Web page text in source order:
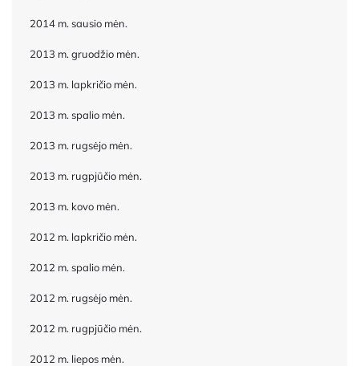
2014 m. sausio mėn.
2013 m. gruodžio mėn.
2013 m. lapkričio mėn.
2013 m. spalio mėn.
2013 m. rugsėjo mėn.
2013 m. rugpjūčio mėn.
2013 m. kovo mėn.
2012 m. lapkričio mėn.
2012 m. spalio mėn.
2012 m. rugsėjo mėn.
2012 m. rugpjūčio mėn.
2012 m. liepos mėn.